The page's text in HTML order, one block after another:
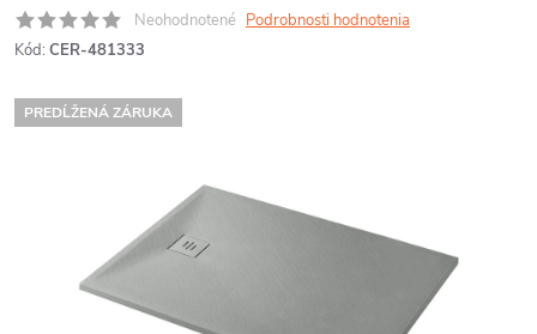
Neohodnotené Podrobnosti hodnotenia
Kód: CER-481333
PREDĹŽENÁ ZÁRUKA